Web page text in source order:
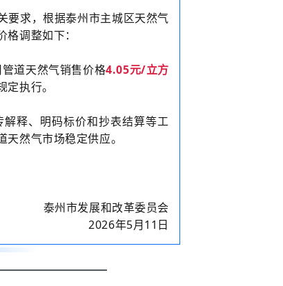
要求，根据泰州市主城区天然气
调整如下：
道天然气销售价格4.05元/立方
执行。
释、明码标价和抄表结算等工
然气市场稳定供应。
泰州市发展和改革委员会
2026年5月11日